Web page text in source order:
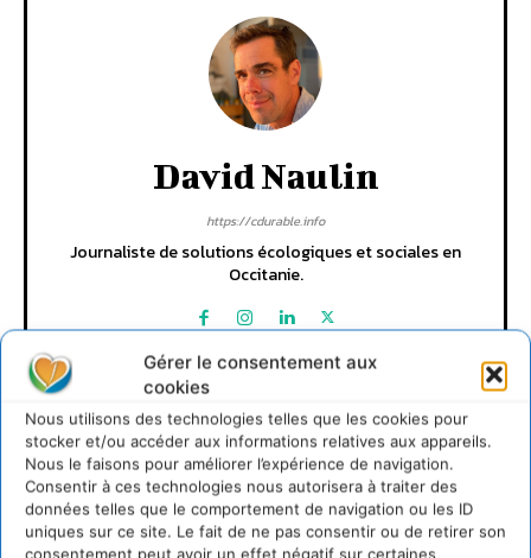
Gérer le consentement aux
cookies
Nous utilisons des technologies telles que les cookies pour
stocker et/ou accéder aux informations relatives aux appareils.
Nous le faisons pour améliorer l’expérience de navigation.
Consentir à ces technologies nous autorisera à traiter des
données telles que le comportement de navigation ou les ID
uniques sur ce site. Le fait de ne pas consentir ou de retirer son
consentement peut avoir un effet négatif sur certaines
David Naulin
https://cdurable.info
Journaliste de solutions écologiques et sociales en
Occitanie.
Lire aussi